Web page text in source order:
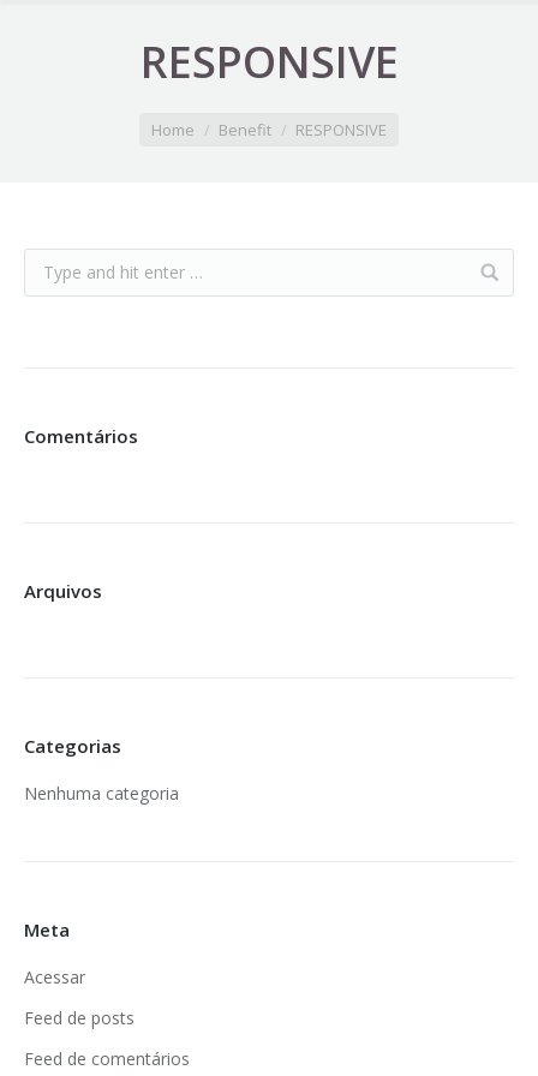
RESPONSIVE
Home Benefit RESPONSIVE
Comentários
Arquivos
Categorias
Nenhuma categoria
Meta
Acessar
Feed de posts
Feed de comentários